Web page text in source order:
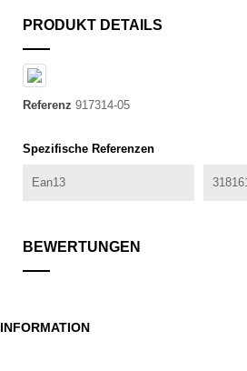
PRODUKT DETAILS
Referenz 917314-05
Spezifische Referenzen
Ean13
BEWERTUNGEN
INFORMATION